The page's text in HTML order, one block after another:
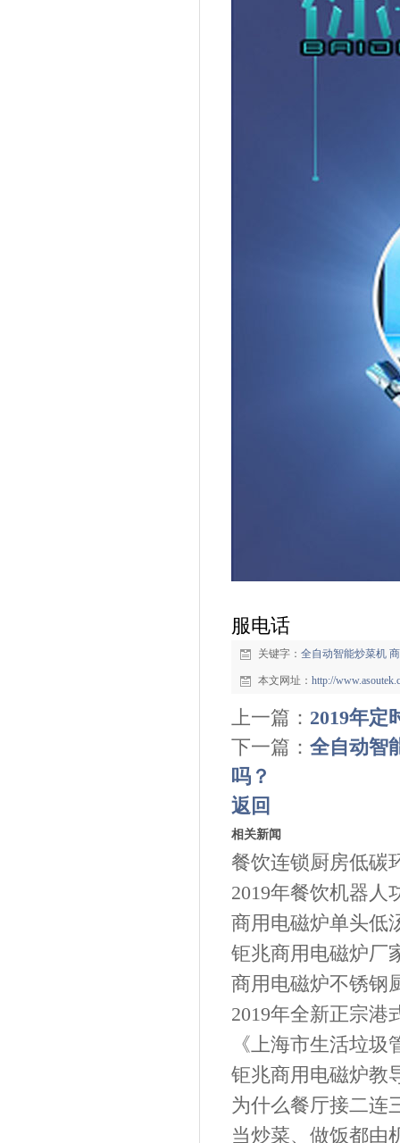
服电话
关键字： 全自动智能炒菜机
本文网址： http://
上一篇： 2019年定
下一篇： 全自动智
吗？
返回
相关新闻
餐饮连锁厨房低碳
2019年餐饮机器人
商用电磁炉单头低
钜兆商用电磁炉厂
商用电磁炉不锈钢
2019年全新正宗港
《上海市生活垃圾
钜兆商用电磁炉教
为什么餐厅接二连
当炒菜、做饭都由